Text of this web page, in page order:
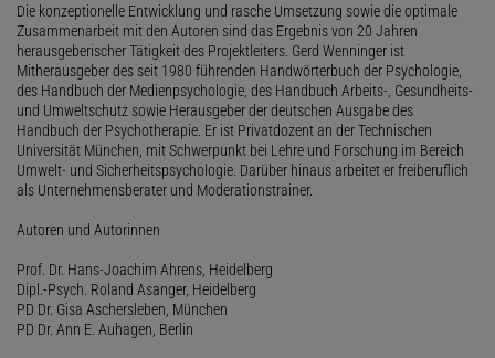
Die konzeptionelle Entwicklung und rasche Umsetzung sowie die optimale
Zusammenarbeit mit den Autoren sind das Ergebnis von 20 Jahren
herausgeberischer Tätigkeit des Projektleiters. Gerd Wenninger ist
Mitherausgeber des seit 1980 führenden Handwörterbuch der Psychologie,
des Handbuch der Medienpsychologie, des Handbuch Arbeits-, Gesundheits-
und Umweltschutz sowie Herausgeber der deutschen Ausgabe des
Handbuch der Psychotherapie. Er ist Privatdozent an der Technischen
Universität München, mit Schwerpunkt bei Lehre und Forschung im Bereich
Umwelt- und Sicherheitspsychologie. Darüber hinaus arbeitet er freiberuflich
als Unternehmensberater und Moderationstrainer.
Autoren und Autorinnen
Prof. Dr. Hans-Joachim Ahrens, Heidelberg
Dipl.-Psych. Roland Asanger, Heidelberg
PD Dr. Gisa Aschersleben, München
PD Dr. Ann E. Auhagen, Berlin